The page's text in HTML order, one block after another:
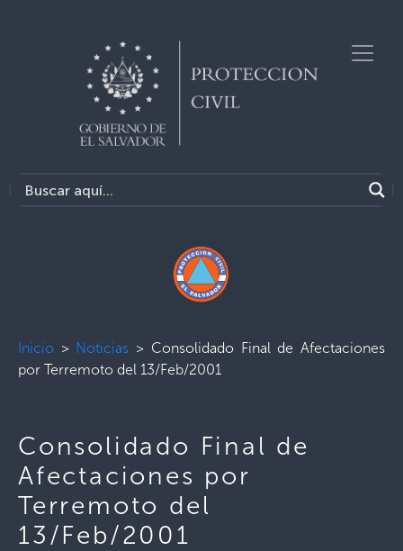
Inicio > Noticias > Consolidado Final de Afectaciones
por Terremoto del 13/Feb/2001
Consolidado Final de
Afectaciones por
Terremoto del
13/Feb/2001